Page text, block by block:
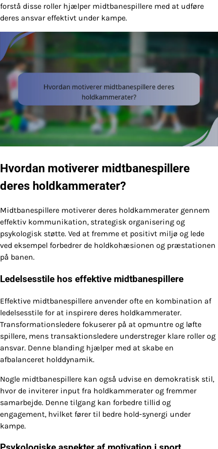
forstå disse roller hjælper midtbanespillere med at udføre
deres ansvar effektivt under kampe.
Hvordan motiverer midtbanespillere
deres holdkammerater?
Midtbanespillere motiverer deres holdkammerater gennem
effektiv kommunikation, strategisk organisering og
psykologisk støtte. Ved at fremme et positivt miljø og lede
ved eksempel forbedrer de holdkohæsionen og præstationen
på banen.
Ledelsesstile hos effektive midtbanespillere
Effektive midtbanespillere anvender ofte en kombination af
ledelsesstile for at inspirere deres holdkammerater.
Transformationsledere fokuserer på at opmuntre og løfte
spillere, mens transaktionsledere understreger klare roller og
ansvar. Denne blanding hjælper med at skabe en
afbalanceret holddynamik.
Nogle midtbanespillere kan også udvise en demokratisk stil,
hvor de inviterer input fra holdkammerater og fremmer
samarbejde. Denne tilgang kan forbedre tillid og
engagement, hvilket fører til bedre hold-synergi under
kampe.